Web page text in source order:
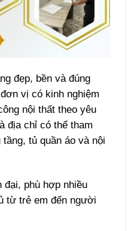
đẹp, bền và đúng
vị có kinh nghiệm
nội thất theo yêu
địa chỉ có thể tham
tủ quần áo và nội
đại, phù hợp nhiều
từ trẻ em đến người